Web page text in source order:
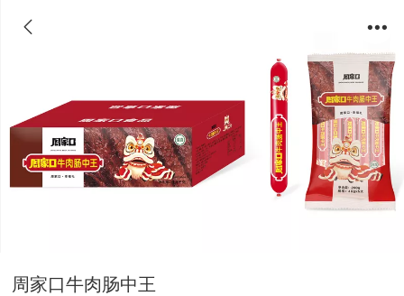
周家口牛肉肠中王